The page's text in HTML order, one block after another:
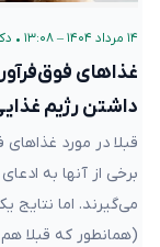
۱۴ مرداد ۱۴۰۴ – ۱۳:۰۸ •
غذاهای
داشتن رژیم
قبلا در مورد
برخی از آنها به
می‌گیرند. اما
(همانطور که قبلا